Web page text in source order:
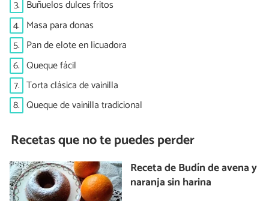
3. Buñuelos dulces fritos
4. Masa para donas
5. Pan de elote en licuadora
6. Queque fácil
7. Torta clásica de vainilla
8. Queque de vainilla tradicional
Recetas que no te puedes perder
Receta de Budín de avena y
naranja sin harina